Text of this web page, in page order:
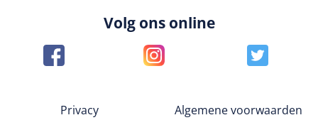
Volg ons online
Privacy Algemene voorwaarden